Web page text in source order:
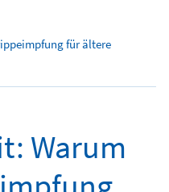
für ältere
Warum